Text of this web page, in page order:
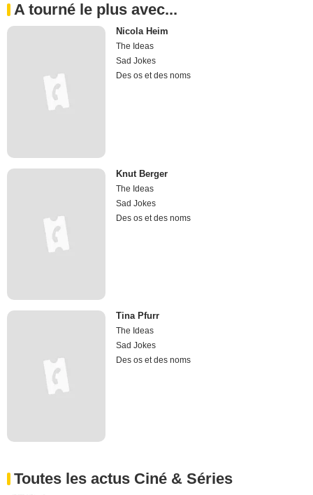
A tourné le plus avec...
Nicola Heim
The Ideas
Sad Jokes
Des os et des noms
Knut Berger
The Ideas
Sad Jokes
Des os et des noms
Tina Pfurr
The Ideas
Sad Jokes
Des os et des noms
Toutes les actus Ciné & Séries